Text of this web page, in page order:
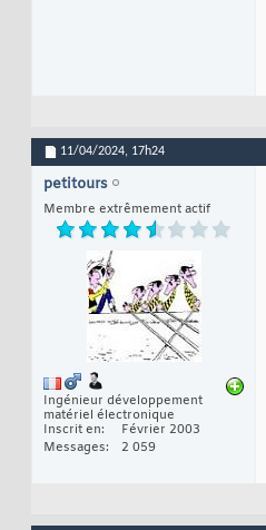
11/04/2024, 17h24
petitours
Membre extrêmement actif
Ingénieur développement
matériel électronique
Inscrit en
Février 2003
Messages
2 059